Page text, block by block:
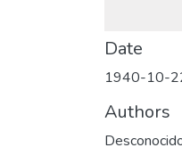
Date
1940-10-
Authors